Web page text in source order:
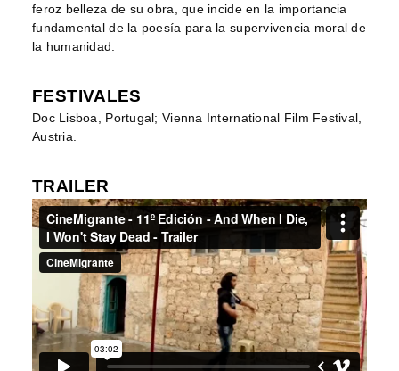
feroz belleza de su obra, que incide en la importancia
fundamental de la poesía para la supervivencia moral de
la humanidad.
FESTIVALES
Doc Lisboa, Portugal; Vienna International Film Festival,
Austria.
TRAILER